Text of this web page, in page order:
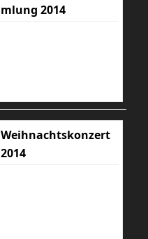
mlung 2014
Weihnachtskonzert
2014